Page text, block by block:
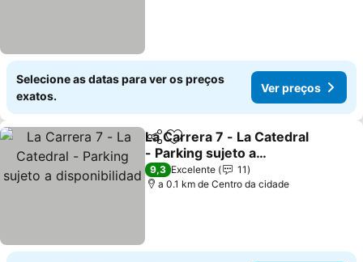
Selecione as datas para ver os preços
exatos.
Ver preços
PartilharAdicionar aos favoritos
La Carrera 7 - La Catedral
- Parking sujeto a
disponibilidad
9,3 Excelente
11
a 0.1 km de Centro da cidade